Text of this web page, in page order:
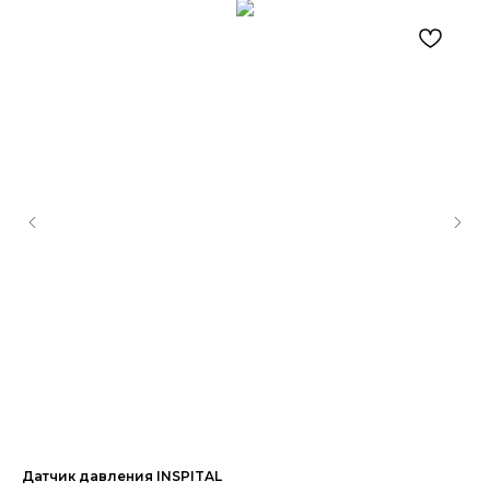
Датчик давления INSPITAL